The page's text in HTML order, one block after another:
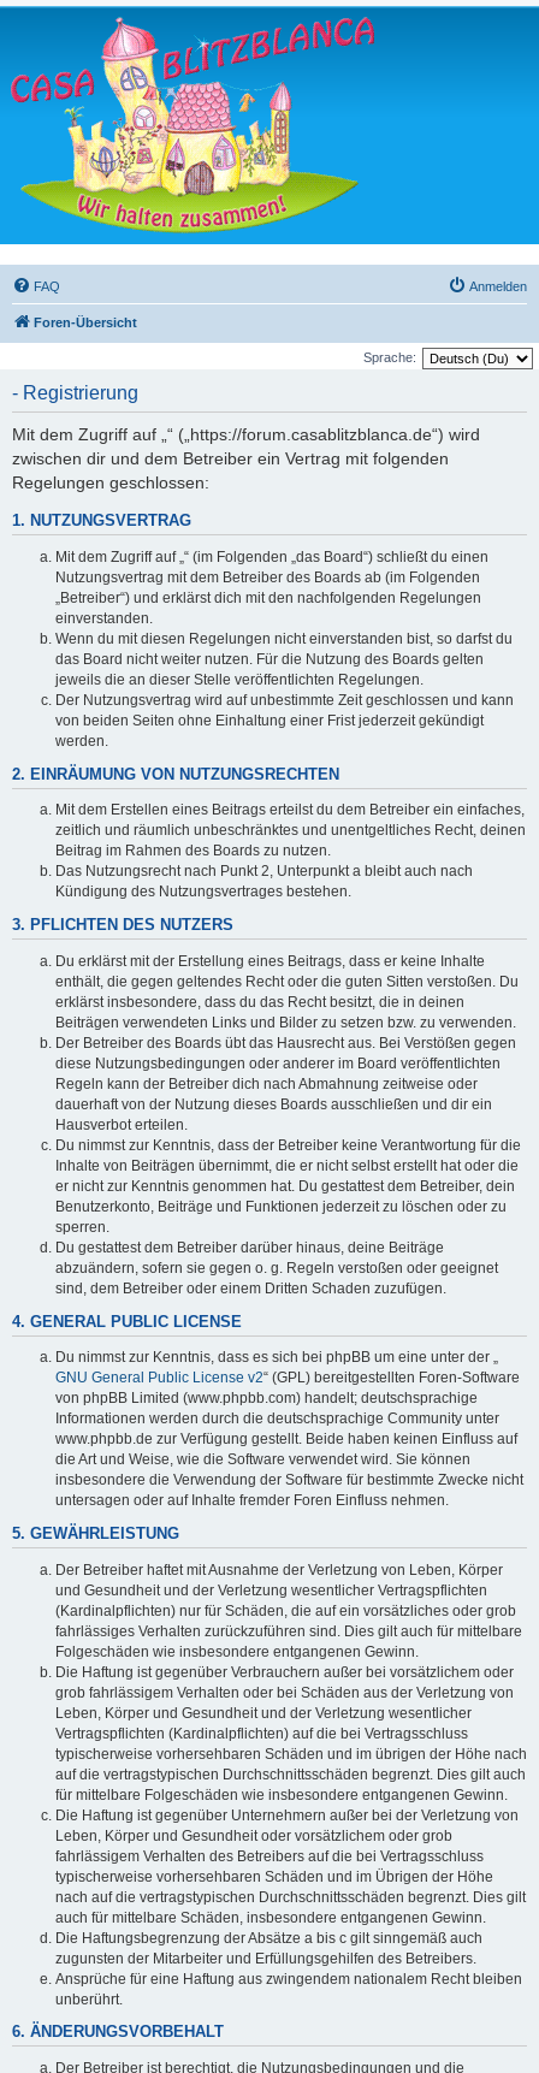
FAQ Anmelden
Foren-Übersicht
Sprache:
- Registrierung
Mit dem Zugriff auf „“ („https://forum.casablitzblanca.de“) wird
zwischen dir und dem Betreiber ein Vertrag mit folgenden
Regelungen geschlossen:
1. NUTZUNGSVERTRAG
Mit dem Zugriff auf „“ (im Folgenden „das Board“) schließt du einen
Nutzungsvertrag mit dem Betreiber des Boards ab (im Folgenden
„Betreiber“) und erklärst dich mit den nachfolgenden Regelungen
einverstanden.
Wenn du mit diesen Regelungen nicht einverstanden bist, so darfst du
das Board nicht weiter nutzen. Für die Nutzung des Boards gelten
jeweils die an dieser Stelle veröffentlichten Regelungen.
Der Nutzungsvertrag wird auf unbestimmte Zeit geschlossen und kann
von beiden Seiten ohne Einhaltung einer Frist jederzeit gekündigt
werden.
2. EINRÄUMUNG VON NUTZUNGSRECHTEN
Mit dem Erstellen eines Beitrags erteilst du dem Betreiber ein einfaches,
zeitlich und räumlich unbeschränktes und unentgeltliches Recht, deinen
Beitrag im Rahmen des Boards zu nutzen.
Das Nutzungsrecht nach Punkt 2, Unterpunkt a bleibt auch nach
Kündigung des Nutzungsvertrages bestehen.
3. PFLICHTEN DES NUTZERS
Du erklärst mit der Erstellung eines Beitrags, dass er keine Inhalte
enthält, die gegen geltendes Recht oder die guten Sitten verstoßen. Du
erklärst insbesondere, dass du das Recht besitzt, die in deinen
Beiträgen verwendeten Links und Bilder zu setzen bzw. zu verwenden.
Der Betreiber des Boards übt das Hausrecht aus. Bei Verstößen gegen
diese Nutzungsbedingungen oder anderer im Board veröffentlichten
Regeln kann der Betreiber dich nach Abmahnung zeitweise oder
dauerhaft von der Nutzung dieses Boards ausschließen und dir ein
Hausverbot erteilen.
Du nimmst zur Kenntnis, dass der Betreiber keine Verantwortung für die
Inhalte von Beiträgen übernimmt, die er nicht selbst erstellt hat oder die
er nicht zur Kenntnis genommen hat. Du gestattest dem Betreiber, dein
Benutzerkonto, Beiträge und Funktionen jederzeit zu löschen oder zu
sperren.
Du gestattest dem Betreiber darüber hinaus, deine Beiträge
abzuändern, sofern sie gegen o. g. Regeln verstoßen oder geeignet
sind, dem Betreiber oder einem Dritten Schaden zuzufügen.
4. GENERAL PUBLIC LICENSE
Du nimmst zur Kenntnis, dass es sich bei phpBB um eine unter der „
GNU General Public License v2“ (GPL) bereitgestellten Foren-Software
von phpBB Limited (www.phpbb.com) handelt; deutschsprachige
Informationen werden durch die deutschsprachige Community unter
www.phpbb.de zur Verfügung gestellt. Beide haben keinen Einfluss auf
die Art und Weise, wie die Software verwendet wird. Sie können
insbesondere die Verwendung der Software für bestimmte Zwecke nicht
untersagen oder auf Inhalte fremder Foren Einfluss nehmen.
5. GEWÄHRLEISTUNG
Der Betreiber haftet mit Ausnahme der Verletzung von Leben, Körper
und Gesundheit und der Verletzung wesentlicher Vertragspflichten
(Kardinalpflichten) nur für Schäden, die auf ein vorsätzliches oder grob
fahrlässiges Verhalten zurückzuführen sind. Dies gilt auch für mittelbare
Folgeschäden wie insbesondere entgangenen Gewinn.
Die Haftung ist gegenüber Verbrauchern außer bei vorsätzlichem oder
grob fahrlässigem Verhalten oder bei Schäden aus der Verletzung von
Leben, Körper und Gesundheit und der Verletzung wesentlicher
Vertragspflichten (Kardinalpflichten) auf die bei Vertragsschluss
typischerweise vorhersehbaren Schäden und im übrigen der Höhe nach
auf die vertragstypischen Durchschnittsschäden begrenzt. Dies gilt auch
für mittelbare Folgeschäden wie insbesondere entgangenen Gewinn.
Die Haftung ist gegenüber Unternehmern außer bei der Verletzung von
Leben, Körper und Gesundheit oder vorsätzlichem oder grob
fahrlässigem Verhalten des Betreibers auf die bei Vertragsschluss
typischerweise vorhersehbaren Schäden und im Übrigen der Höhe
nach auf die vertragstypischen Durchschnittsschäden begrenzt. Dies gilt
auch für mittelbare Schäden, insbesondere entgangenen Gewinn.
Die Haftungsbegrenzung der Absätze a bis c gilt sinngemäß auch
zugunsten der Mitarbeiter und Erfüllungsgehilfen des Betreibers.
Ansprüche für eine Haftung aus zwingendem nationalem Recht bleiben
unberührt.
6. ÄNDERUNGSVORBEHALT
Der Betreiber ist berechtigt, die Nutzungsbedingungen und die